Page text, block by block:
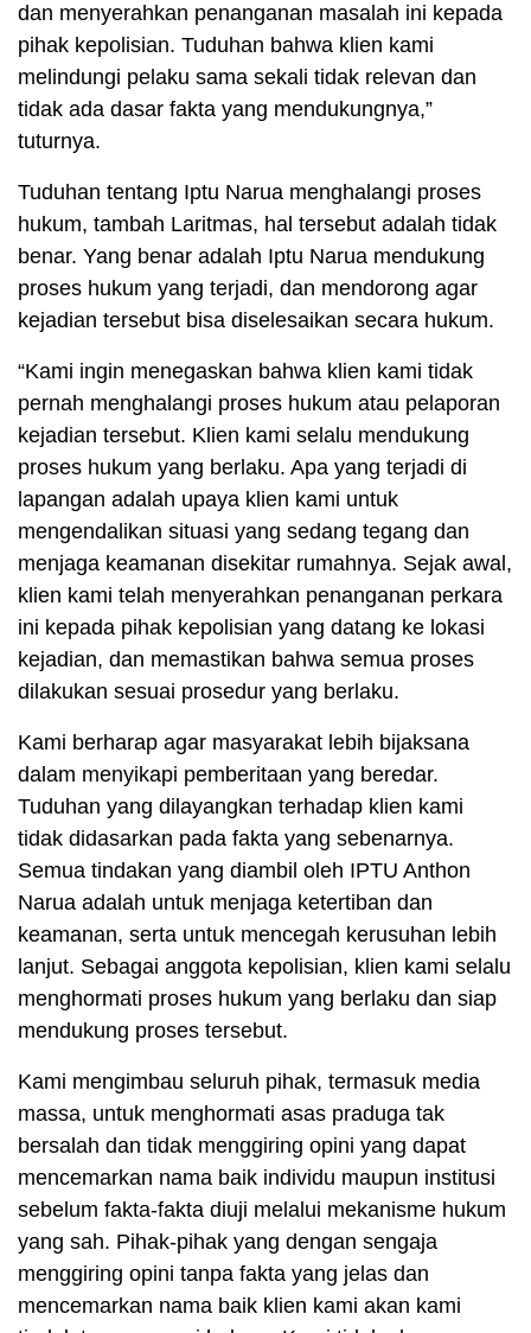
dan menyerahkan penanganan masalah ini kepada
pihak kepolisian. Tuduhan bahwa klien kami
melindungi pelaku sama sekali tidak relevan dan
tidak ada dasar fakta yang mendukungnya,”
tuturnya.
Tuduhan tentang Iptu Narua menghalangi proses
hukum, tambah Laritmas, hal tersebut adalah tidak
benar. Yang benar adalah Iptu Narua mendukung
proses hukum yang terjadi, dan mendorong agar
kejadian tersebut bisa diselesaikan secara hukum.
“Kami ingin menegaskan bahwa klien kami tidak
pernah menghalangi proses hukum atau pelaporan
kejadian tersebut. Klien kami selalu mendukung
proses hukum yang berlaku. Apa yang terjadi di
lapangan adalah upaya klien kami untuk
mengendalikan situasi yang sedang tegang dan
menjaga keamanan disekitar rumahnya. Sejak awal,
klien kami telah menyerahkan penanganan perkara
ini kepada pihak kepolisian yang datang ke lokasi
kejadian, dan memastikan bahwa semua proses
dilakukan sesuai prosedur yang berlaku.
Kami berharap agar masyarakat lebih bijaksana
dalam menyikapi pemberitaan yang beredar.
Tuduhan yang dilayangkan terhadap klien kami
tidak didasarkan pada fakta yang sebenarnya.
Semua tindakan yang diambil oleh IPTU Anthon
Narua adalah untuk menjaga ketertiban dan
keamanan, serta untuk mencegah kerusuhan lebih
lanjut. Sebagai anggota kepolisian, klien kami selalu
menghormati proses hukum yang berlaku dan siap
mendukung proses tersebut.
Kami mengimbau seluruh pihak, termasuk media
massa, untuk menghormati asas praduga tak
bersalah dan tidak menggiring opini yang dapat
mencemarkan nama baik individu maupun institusi
sebelum fakta-fakta diuji melalui mekanisme hukum
yang sah. Pihak-pihak yang dengan sengaja
menggiring opini tanpa fakta yang jelas dan
mencemarkan nama baik klien kami akan kami